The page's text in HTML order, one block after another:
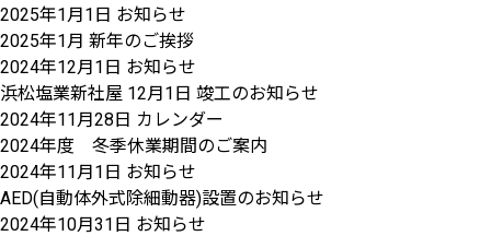
2025年1月1日 お知らせ
2025年1月 新年のご挨拶
2024年12月1日 お知らせ
浜松塩業新社屋 12月1日 竣工のお知らせ
2024年11月28日 カレンダー
2024年度 冬季休業期間のご案内
2024年11月1日 お知らせ
AED(自動体外式除細動器)設置のお知らせ
2024年10月31日 お知らせ